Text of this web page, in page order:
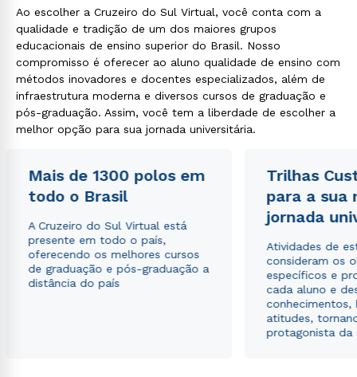
Ao escolher a Cruzeiro do Sul Virtual, você conta com a
qualidade e tradição de um dos maiores grupos
educacionais de ensino superior do Brasil. Nosso
compromisso é oferecer ao aluno qualidade de ensino com
métodos inovadores e docentes especializados, além de
infraestrutura moderna e diversos cursos de graduação e
pós-graduação. Assim, você tem a liberdade de escolher a
melhor opção para sua jornada universitária.
Mais de 1300 polos em
todo o Brasil
A Cruzeiro do Sul Virtual está
presente em todo o país,
oferecendo os melhores cursos
de graduação e pós-graduação a
distância do país
Trilhas
para a sua
jornada
Atividades de
consideram os
específicos e
cada aluno e
conhecimentos,
atitudes,
protagonista da